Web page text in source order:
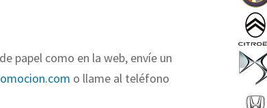
papel como en la web, envíe un
o llame al teléfono